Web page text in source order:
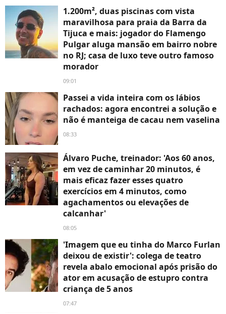
1.200m², duas piscinas com vista
maravilhosa para praia da Barra da
Tijuca e mais: jogador do Flamengo
Pulgar aluga mansão em bairro nobre
no RJ; casa de luxo teve outro famoso
morador
09:01
Passei a vida inteira com os lábios
rachados: agora encontrei a solução e
não é manteiga de cacau nem vaselina
08:33
Álvaro Puche, treinador: 'Aos 60 anos,
em vez de caminhar 20 minutos, é
mais eficaz fazer esses quatro
exercícios em 4 minutos, como
agachamentos ou elevações de
calcanhar'
08:05
'Imagem que eu tinha do Marco Furlan
deixou de existir': colega de teatro
revela abalo emocional após prisão do
ator em acusação de estupro contra
criança de 5 anos
07:47